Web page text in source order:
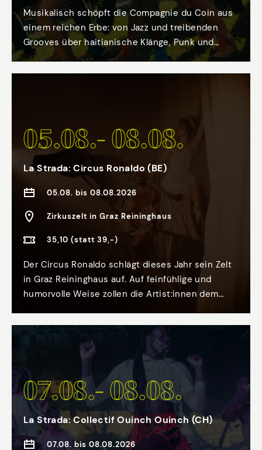
Musikalisch schöpft die Compagnie du Coin aus
einem reichen Erbe: von Jazz und treibenden
Grooves über haitianische Klänge, Punk und
klassische Musik bis hin zu minimalistischen
Sounds. Daraus entsteht eine mitreißende
mitmusizieren können. Mit 95% Mortel entfaltet
sich ein intensives Stück über die permanenten,
unausweichlichen Veränderungen und die
Ängste, die diese hervorrufen können. Vor allem
aber erzählt es von Begeisterung und von dem
Mut, dem Unbekannten gemeinsam zu begegnen.
Denn auch wenn 95% überwältigend scheinen –
die verbleibenden 5% eröffnen ein weites Feld
Vorstellung laden die Künstler:innen der
Compagnie du Coin lokale Musikbegeisterte ein,
sich ihnen anzuschließen und ca. 15 Minuten
05.08.- 08.08.
La Strada: Circus Ronaldo (BE)
05.08. bis 08.08.2026
Zirkuszelt in Graz Reininghaus
35,10 (statt 39,-)
Der Circus Ronaldo schlägt dieses Jahr sein Zelt
in Graz Reininghaus auf. Auf feinfühlige und
humorvolle Weise zollen die Artist:innen dem
gleichzeitig ein zeitgenössisches Meisterwerk. In
„Da Capo“ erzählt die Familie Ronaldo ihre eigene
Familienchronik – eine filmisch-poetische Reise
durch 180 Jahre Wunder, Leidenschaft und
Zufälle.
07.08.- 08.08.
La Strada: Collectif Ouinch Ouinch (CH)
07.08. bis 08.08.2026